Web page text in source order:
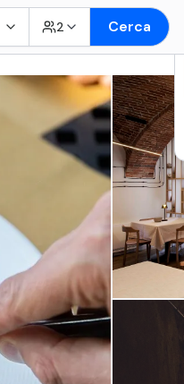
2 Cerca